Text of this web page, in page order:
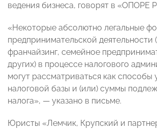
ведения бизнеса, говорят в «ОПОРЕ
«Некоторые абсолютно легальные
предпринимательской деятельности
франчайзинг, семейное
других) в процессе налогового
могут рассматриваться как способы
налоговой базы и (или) суммы
налога», — указано в письме.
Юристы «Лемчик, Крупский и